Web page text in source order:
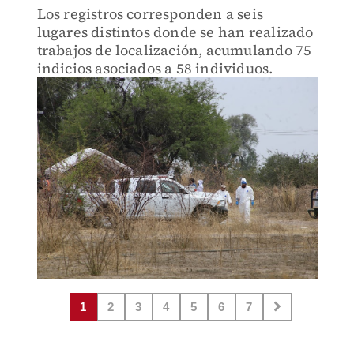
Los registros corresponden a seis
lugares distintos donde se han realizado
trabajos de localización, acumulando 75
indicios asociados a 58 individuos.
1 2 3 4 5 6 7